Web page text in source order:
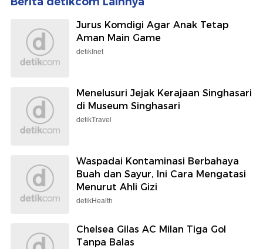
Jurus Komdigi Agar Anak Tetap
Aman Main Game
detikInet
Menelusuri Jejak Kerajaan Singhasari
di Museum Singhasari
detikTravel
Waspadai Kontaminasi Berbahaya
Buah dan Sayur, Ini Cara Mengatasi
Menurut Ahli Gizi
detikHealth
Chelsea Gilas AC Milan Tiga Gol
Tanpa Balas